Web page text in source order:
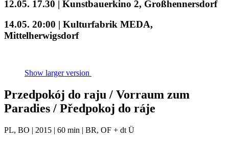
12.05. 17.30 | Kunstbauerkino 2, Großhennersdorf
14.05. 20:00 | Kulturfabrik MEDA,
Mittelherwigsdorf
Show larger version
Przedpokój do raju / Vorraum zum
Paradies / Předpokoj do ráje
PL, BO | 2015 | 60 min | BR, OF + dt Ü